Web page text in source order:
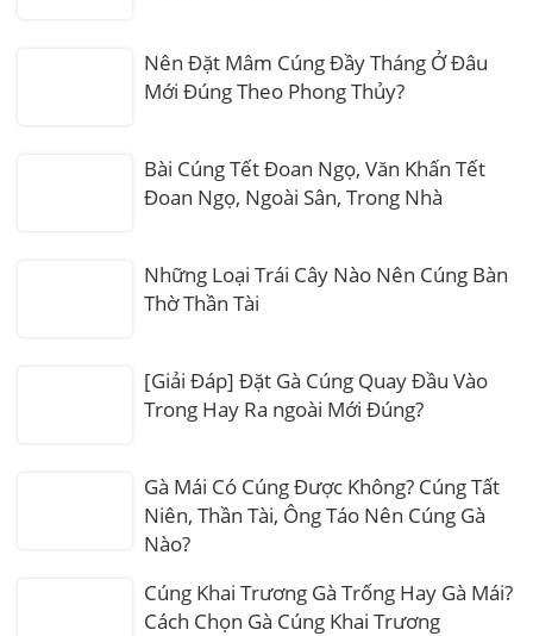
Nên Đặt Mâm Cúng Đầy Tháng Ở Đâu
Mới Đúng Theo Phong Thủy?
Bài Cúng Tết Đoan Ngọ, Văn Khấn Tết
Đoan Ngọ, Ngoài Sân, Trong Nhà
Những Loại Trái Cây Nào Nên Cúng Bàn
Thờ Thần Tài
[Giải Đáp] Đặt Gà Cúng Quay Đầu Vào
Trong Hay Ra ngoài Mới Đúng?
Gà Mái Có Cúng Được Không? Cúng Tất
Niên, Thần Tài, Ông Táo Nên Cúng Gà
Nào?
Cúng Khai Trương Gà Trống Hay Gà Mái?
Cách Chọn Gà Cúng Khai Trương